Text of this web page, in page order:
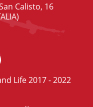
Calisto, 16
Life 2017 - 2022